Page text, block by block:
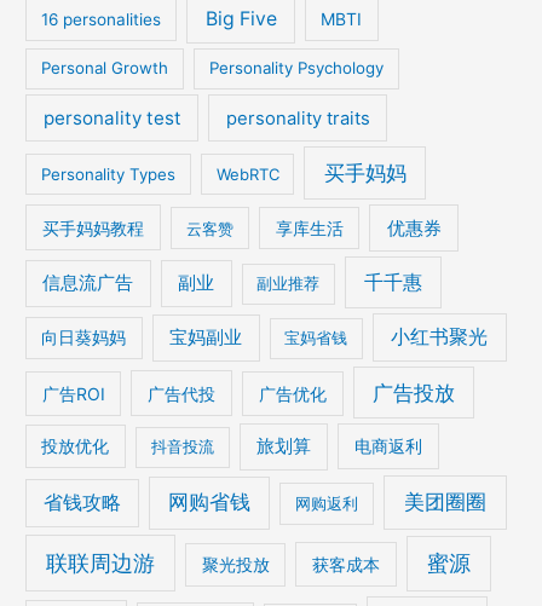
16 personalities Big Five MBTI
Personal Growth Personality Psychology
personality test personality traits
Personality Types WebRTC 买手妈妈
买手妈妈教程 云客赞 享库生活 优惠券
信息流广告 副业 副业推荐 千千惠
向日葵妈妈 宝妈副业 宝妈省钱 小红书聚光
广告ROI 广告代投 广告优化 广告投放
投放优化 抖音投流 旅划算 电商返利
省钱攻略 网购省钱 网购返利 美团圈圈
联联周边游 聚光投放 获客成本 蜜源